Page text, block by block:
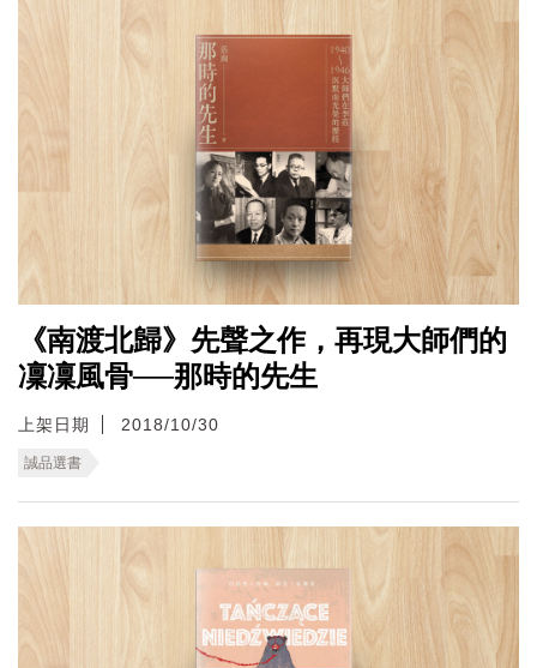
《南渡北歸》先聲之作，再現大師們的
凜凜風骨──那時的先生
上架日期 2018/10/30
誠品選書